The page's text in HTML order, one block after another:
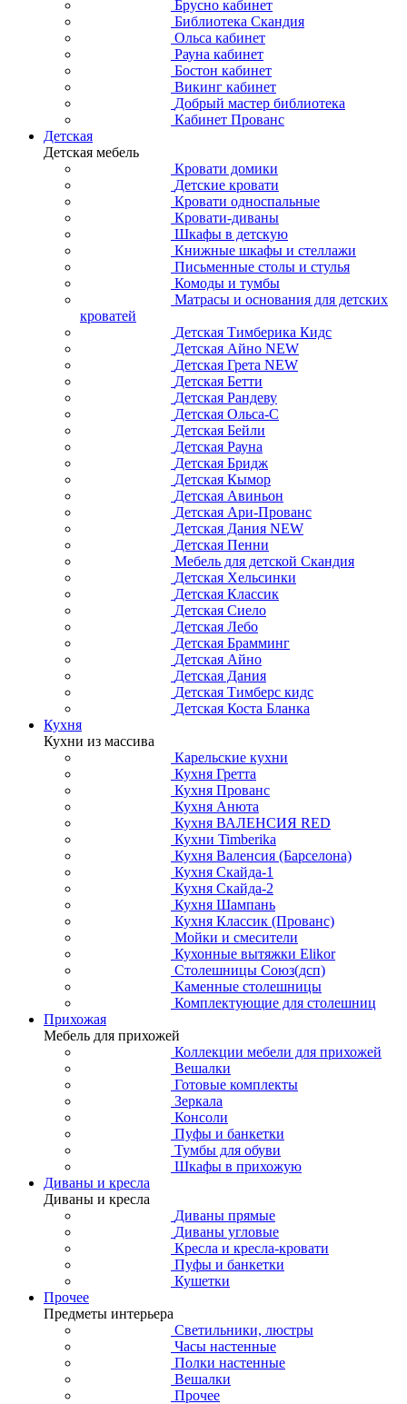
Брусно кабинет
Библиотека Скандия
Ольса кабинет
Рауна кабинет
Бостон кабинет
Викинг кабинет
Добрый мастер библиотека
Кабинет Прованс
Детская
Детская мебель
Кровати домики
Детские кровати
Кровати односпальные
Кровати-диваны
Шкафы в детскую
Книжные шкафы и стеллажи
Письменные столы и стулья
Комоды и тумбы
Матрасы и основания для детских
кроватей
Детская Тимберика Кидс
Детская Айно NEW
Детская Грета NEW
Детская Бетти
Детская Рандеву
Детская Ольса-С
Детская Бейли
Детская Рауна
Детская Бридж
Детская Кымор
Детская Авиньон
Детская Ари-Прованс
Детская Дания NEW
Детская Пенни
Мебель для детской Скандия
Детская Хельсинки
Детская Классик
Детская Сиело
Детская Лебо
Детская Брамминг
Детская Айно
Детская Дания
Детская Тимберс кидс
Детская Коста Бланка
Кухня
Кухни из массива
Карельские кухни
Кухня Гретта
Кухня Прованс
Кухня Анюта
Кухня ВАЛЕНСИЯ RED
Кухни Timberika
Кухня Валенсия (Барселона)
Кухня Скайда-1
Кухня Скайда-2
Кухня Шампань
Кухня Классик (Прованс)
Мойки и смесители
Кухонные вытяжки Elikor
Столешницы Союз(дсп)
Каменные столешницы
Комплектующие для столешниц
Прихожая
Мебель для прихожей
Коллекции мебели для прихожей
Вешалки
Готовые комплекты
Зеркала
Консоли
Пуфы и банкетки
Тумбы для обуви
Шкафы в прихожую
Диваны и кресла
Диваны и кресла
Диваны прямые
Диваны угловые
Кресла и кресла-кровати
Пуфы и банкетки
Кушетки
Прочее
Предметы интерьера
Светильники, люстры
Часы настенные
Полки настенные
Вешалки
Прочее